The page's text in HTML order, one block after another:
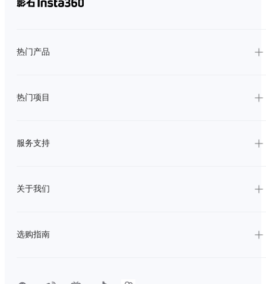
热门产品
热门项目
服务支持
关于我们
选购指南